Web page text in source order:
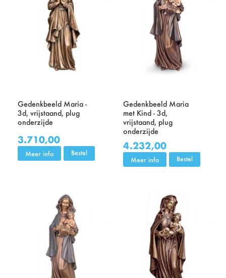
Gedenkbeeld Maria -
3d, vrijstaand, plug
onderzijde
3.710,00
Meer info Bestel
Gedenkbeeld Maria
met Kind - 3d,
vrijstaand, plug
onderzijde
4.232,00
Meer info Bestel